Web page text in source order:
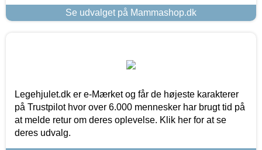
Se udvalget på Mammashop.dk
Legehjulet.dk er e-Mærket og får de højeste karakterer
på Trustpilot hvor over 6.000 mennesker har brugt tid på
at melde retur om deres oplevelse. Klik her for at se
deres udvalg.